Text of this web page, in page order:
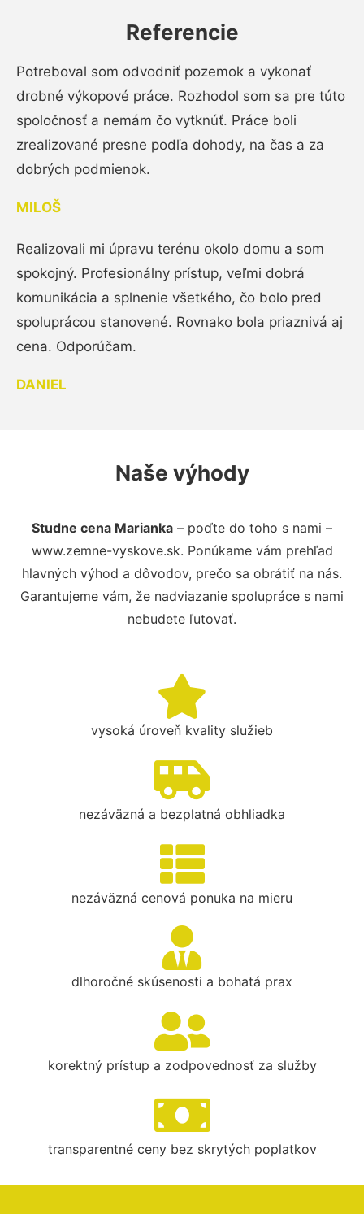
Referencie
Potreboval som odvodniť pozemok a vykonať
drobné výkopové práce. Rozhodol som sa pre túto
spoločnosť a nemám čo vytknúť. Práce boli
zrealizované presne podľa dohody, na čas a za
dobrých podmienok.
MILOŠ
Realizovali mi úpravu terénu okolo domu a som
spokojný. Profesionálny prístup, veľmi dobrá
komunikácia a splnenie všetkého, čo bolo pred
spoluprácou stanovené. Rovnako bola priaznivá aj
cena. Odporúčam.
DANIEL
Naše výhody
Studne cena Marianka – poďte do toho s nami –
www.zemne-vyskove.sk. Ponúkame vám prehľad
hlavných výhod a dôvodov, prečo sa obrátiť na nás.
Garantujeme vám, že nadviazanie spolupráce s nami
nebudete ľutovať.
vysoká úroveň kvality služieb
nezáväzná a bezplatná obhliadka
nezáväzná cenová ponuka na mieru
dlhoročné skúsenosti a bohatá prax
korektný prístup a zodpovednosť za služby
transparentné ceny bez skrytých poplatkov